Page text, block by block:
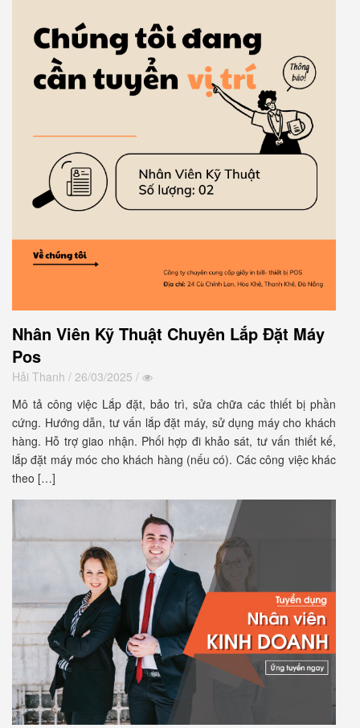
Nhân Viên Kỹ Thuật Chuyên Lắp Đặt Máy
Pos
Hải Thanh / 26/03/2025 /
Mô tả công việc Lắp đặt, bảo trì, sửa chữa các thiết bị phần
cứng. Hướng dẫn, tư vấn lắp đặt máy, sử dụng máy cho khách
hàng. Hỗ trợ giao nhận. Phối hợp đi khảo sát, tư vấn thiết kế,
lắp đặt máy móc cho khách hàng (nếu có). Các công việc khác
theo […]